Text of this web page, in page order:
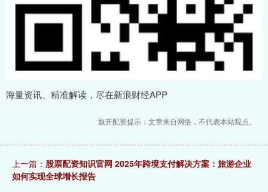
海量资讯、精准解读，尽在新浪财经APP
旗开配资提示：文章来自网络，不代表本站观点。
上一篇： 股票配资知识官网 2025年跨境支付解决方案：旅游企业
如何实现全球增长报告